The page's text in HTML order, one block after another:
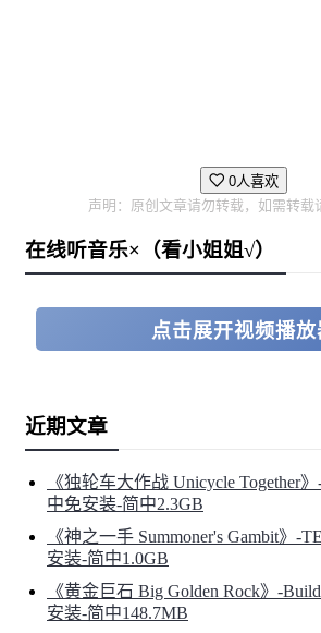
0人喜欢
声明：原创文章请勿转载，如需转载
在线听音乐×（看小姐姐√）
点击展开视频播放
近期文章
《独轮车大作战 Unicycle Together
中免安装-简中2.3GB
《神之一手 Summoner's Gambit》-
安装-简中1.0GB
《黄金巨石 Big Golden Rock》-
安装-简中148.7MB